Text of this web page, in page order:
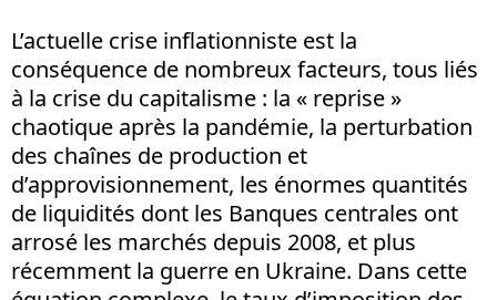
L’actuelle crise inflationniste est la
conséquence de nombreux facteurs, tous liés
à la crise du capitalisme : la « reprise »
chaotique après la pandémie, la perturbation
des chaînes de production et
d’approvisionnement, les énormes quantités
de liquidités dont les Banques centrales ont
arrosé les marchés depuis 2008, et plus
récemment la guerre en Ukraine. Dans cette